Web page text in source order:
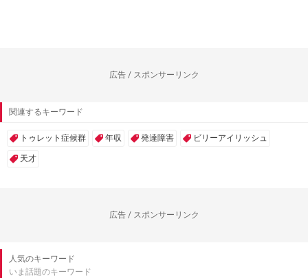
広告 / スポンサーリンク
関連するキーワード
トゥレット症候群 年収 発達障害 ビリーアイリッシュ
天才
広告 / スポンサーリンク
人気のキーワード
いま話題のキーワード